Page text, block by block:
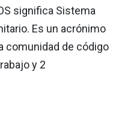
significa Sistema
Es un acrónimo
comunidad de código
y 2